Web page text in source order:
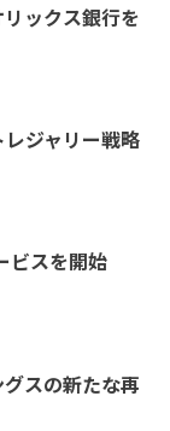
ックス銀行を
ジャリー戦略
ビスを開始
スの新たな再